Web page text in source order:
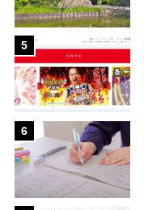
5
6